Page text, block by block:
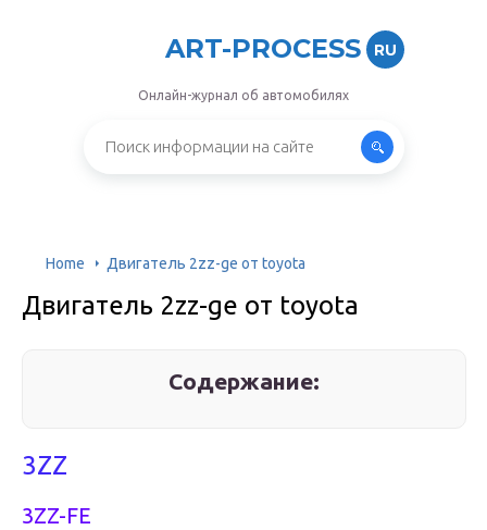
ART-PROCESS RU
Онлайн-журнал об автомобилях
Home Двигатель 2zz-ge от toyota
Двигатель 2zz-ge от toyota
Содержание:
3ZZ
3ZZ-FE